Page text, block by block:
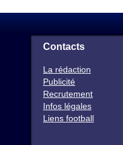
Contacts
La rédaction
Publicité
Recrutement
Infos légales
Liens football